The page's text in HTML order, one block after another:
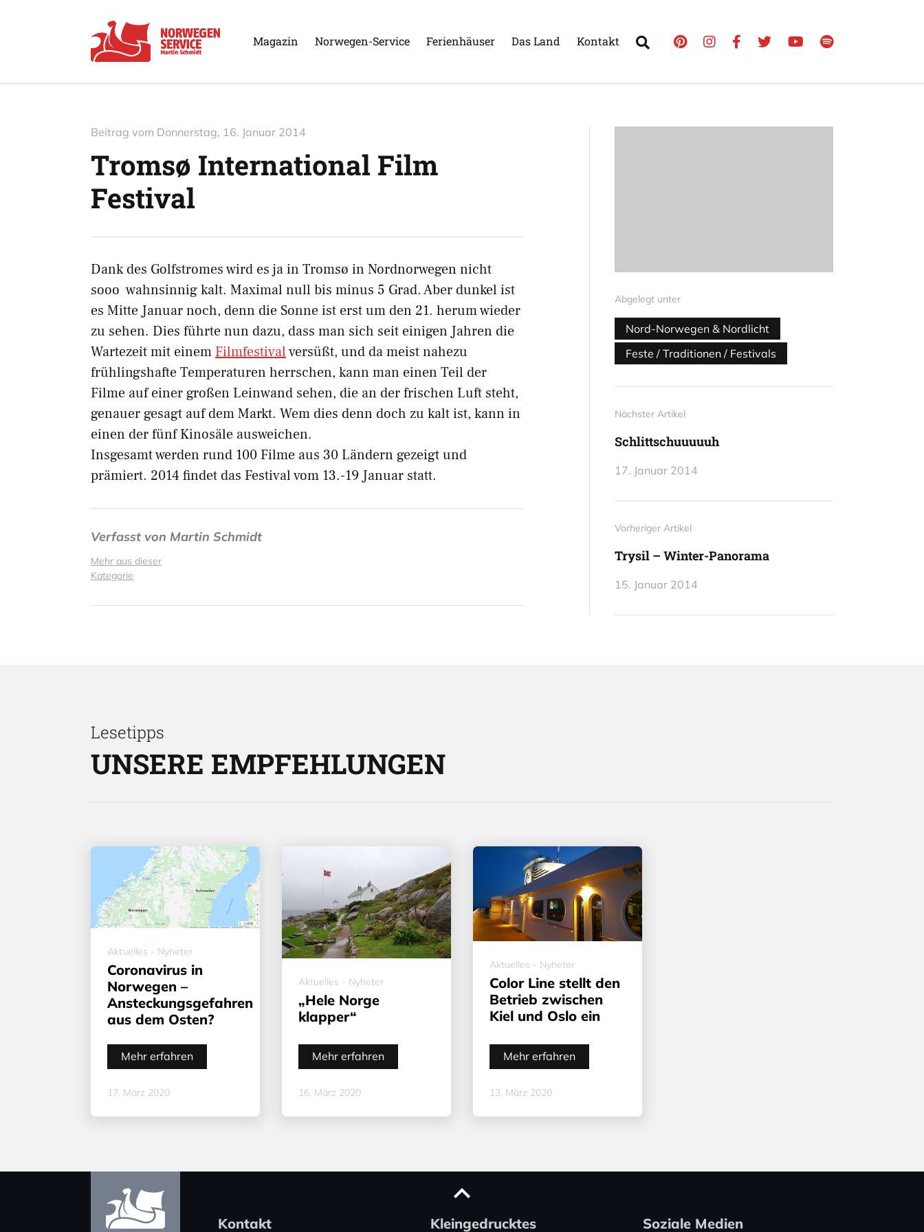
Magazin Norwegen-Service Ferienhäuser Das Land Kontakt
Beitrag vom Donnerstag, 16. Januar 2014
Tromsø International Film
Festival
Dank des Golfstromes wird es ja in Tromsø in Nordnorwegen nicht
sooo wahnsinnig kalt. Maximal null bis minus 5 Grad. Aber dunkel ist
es Mitte Januar noch, denn die Sonne ist erst um den 21. herum wieder
zu sehen. Dies führte nun dazu, dass man sich seit einigen Jahren die
Wartezeit mit einem Filmfestivalversüßt, und da meist nahezu
frühlingshafte Temperaturen herrschen, kann man einen Teil der
Filme auf einer großen Leinwand sehen, die an der frischen Luft steht,
genauer gesagt auf dem Markt. Wem dies denn doch zu kalt ist, kann in
einen der fünf Kinosäle ausweichen.
Insgesamt werden rund 100 Filme aus 30 Ländern gezeigt und
prämiert. 2014 findet das Festival vom 13.-19 Januar statt.
Verfasst von Martin Schmidt
Mehr aus dieser
Kategorie
Abgelegt unter
Nord-Norwegen & Nordlicht
Feste / Traditionen / Festivals
Nächster Artikel
Schlittschuuuuuh
17. Januar 2014
Vorheriger Artikel
Trysil – Winter-Panorama
15. Januar 2014
Lesetipps
UNSERE EMPFEHLUNGEN
Aktuelles - Nyheter
Coronavirus in
Norwegen –
Ansteckungsgefahren
aus dem Osten?
Mehr erfahren
17. März 2020
Aktuelles - Nyheter
„Hele Norge
klapper“
Mehr erfahren
16. März 2020
Aktuelles - Nyheter
Color Line stellt den
Betrieb zwischen
Kiel und Oslo ein
Mehr erfahren
13. März 2020
Kontakt Kleingedrucktes Soziale Medien